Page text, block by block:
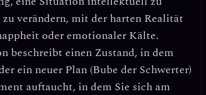
verändern, mit der harten Realität
oder emotionaler Kälte.
beschreibt einen Zustand, in dem
ein neuer Plan (Bube der Schwerter)
auftaucht, in dem Sie sich am